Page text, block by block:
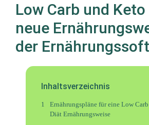
Low Carb und
neue
der
Inhaltsverzeichnis
Ernährungspläne für eine Low
Diät Ernährungsweise